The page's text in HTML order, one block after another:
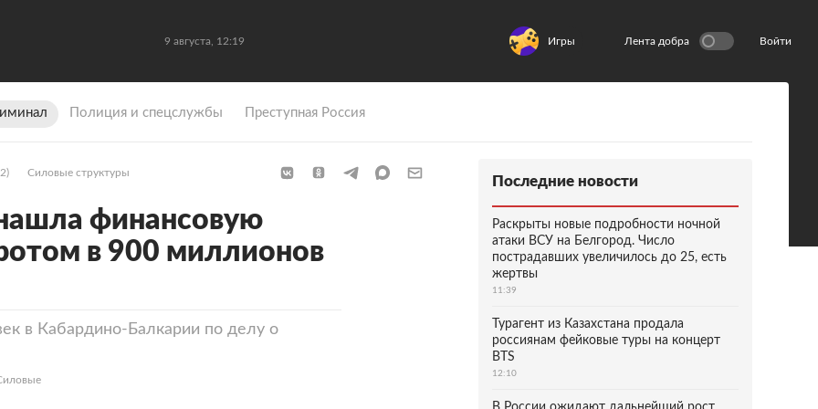
9 августа, 12:19 Игры Лента добра Войти
Полиция и спецслужбы Преступная Россия
Силовые структуры
финансовую
в 900 миллионов
в Кабардино-Балкарии по делу о
Последние новости
Раскрыты новые подробности ночной
атаки ВСУ на Белгород. Число
пострадавших увеличилось до 25, есть
жертвы
11:39
Турагент из Казахстана продала
россиянам фейковые туры на концерт
BTS
12:10